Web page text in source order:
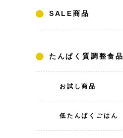
SALE商品
たんぱく質調整食品
お試し商品
低たんぱくごはん